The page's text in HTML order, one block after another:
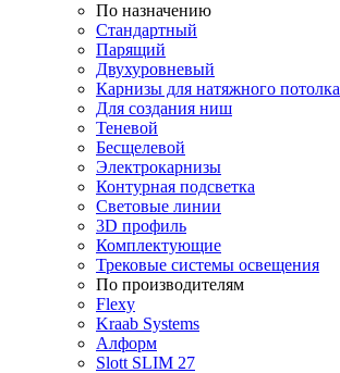
По назначению
Стандартный
Парящий
Двухуровневый
Карнизы для натяжного потолка
Для создания ниш
Теневой
Бесщелевой
Электрокарнизы
Контурная подсветка
Световые линии
3D профиль
Комплектующие
Трековые системы освещения
По производителям
Flexy
Kraab Systems
Алформ
Slott SLIM 27